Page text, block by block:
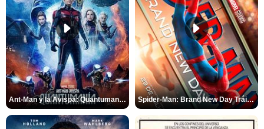
Ant-Man y la Avispa: Quantumanía Tráiler (2) Spider-Man: Brand New Day Tráiler (3)